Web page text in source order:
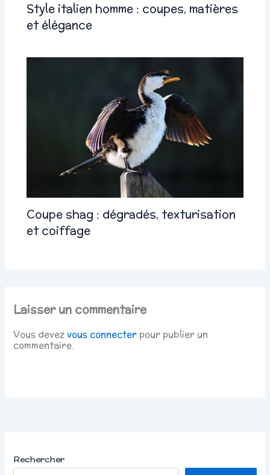
Style italien homme : coupes, matières
et élégance
Coupe shag : dégradés, texturisation
et coiffage
Laisser un commentaire
Vous devezvous connecter pour publier un
commentaire.
Rechercher